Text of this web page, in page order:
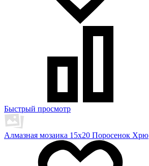
Быстрый просмотр
Алмазная мозаика 15х20 Поросенок Хрю